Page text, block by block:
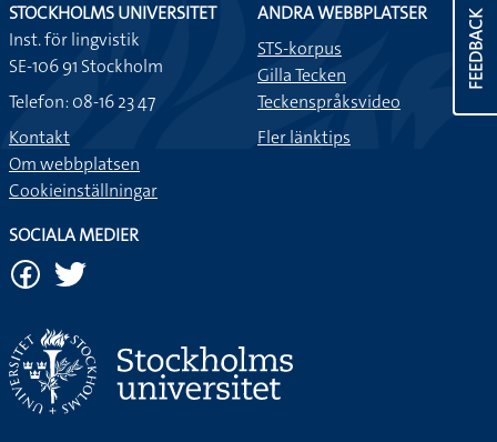
FEEDBACK
STOCKHOLMS UNIVERSITET
Inst. för lingvistik
SE-106 91 Stockholm
Telefon: 08-16 23 47
Kontakt
Om webbplatsen
Cookieinställningar
ANDRA WEBBPLATSER
STS-korpus
Gilla Tecken
Teckenspråksvideo
Fler länktips
SOCIALA MEDIER